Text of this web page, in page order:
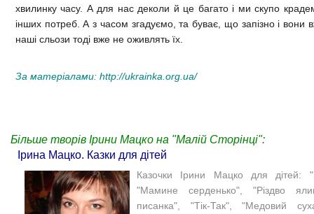
хвилинку часу. А для нас деколи й це багато і ми скупо
інших потреб. А з часом згадуємо, та буває, що запізно і вони
наші сльози тоді вже не оживлять їх.
За матеріалами: http://ukrainka.org.ua/
Більше творів Ірини Мацко на "Малій Сторінці":
Ірина Мацко. Казки для дітей
Казочки Ірини Мацко для дітей:
"Мамине серденько", "Різдво
писанка", "Тік-Так", "Медовий